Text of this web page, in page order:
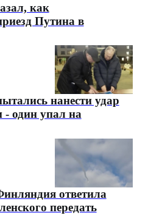
как
Путина в
нанести удар
- один упал на
ответила
передать